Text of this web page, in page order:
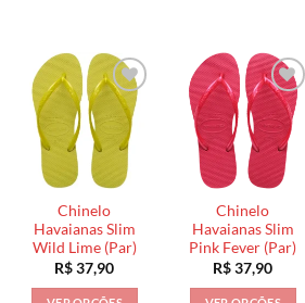
várias
variantes.
As
opções
podem
ser
escolhidas
na
página
do
produto
várias
variantes.
As
opções
podem
ser
escolhidas
na
página
do
produto
Chinelo
Havaianas Slim
Wild Lime (Par)
R$37,90
Chinelo
Havaianas Slim
Pink Fever (Par)
R$37,90